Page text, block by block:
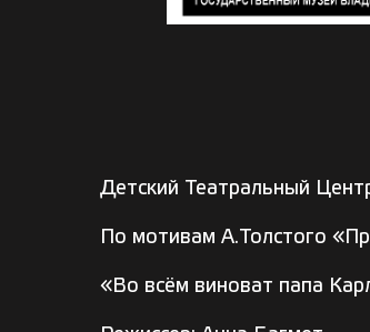
Детский Театральный
По мотивам А.Толстого
«Во всём виноват папа